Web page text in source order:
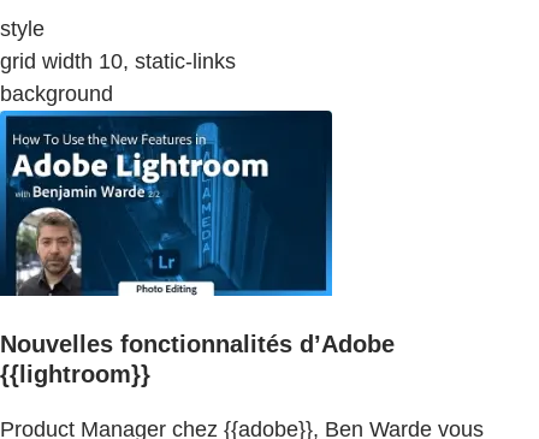
style
grid width 10, static-links
background
Nouvelles fonctionnalités d’Adobe
{{lightroom}}
Product Manager chez {{adobe}}, Ben Warde vous